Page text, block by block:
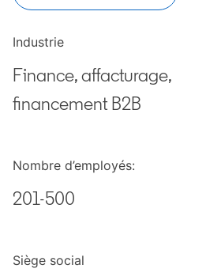
Industrie
Finance, affacturage,
financement B2B
Nombre d’employés:
201-500
Siège social